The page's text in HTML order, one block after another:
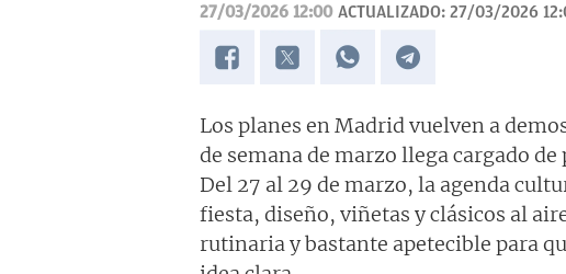
27/03/2026 12:00 ACTUALIZADO: 27/03/2026
Los planes en Madrid vuelven a
de semana de marzo llega cargado
Del 27 al 29 de marzo, la agenda
fiesta, diseño, viñetas y clásicos al
rutinaria y bastante apetecible para